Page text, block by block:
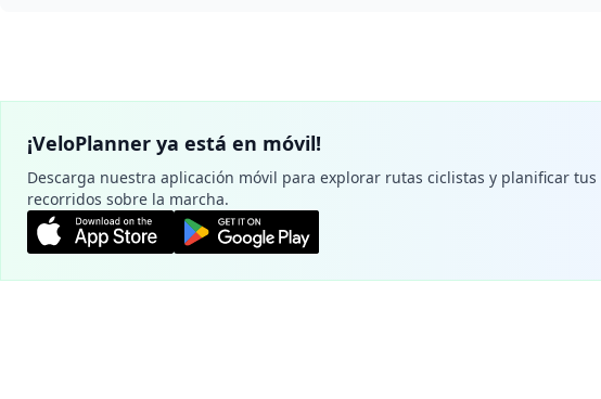
¡VeloPlanner ya está en móvil!
Descarga nuestra aplicación móvil para explorar rutas ciclistas y planificar tus
recorridos sobre la marcha.